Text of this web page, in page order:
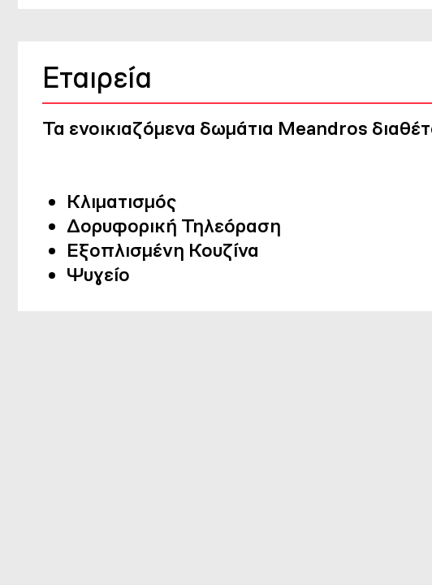
Εταιρεία
Τα ενοικιαζόμενα δωμάτια Meandros
Κλιματισμός
Δορυφορική Τηλεόραση
Εξοπλισμένη Κουζίνα
Ψυγείο